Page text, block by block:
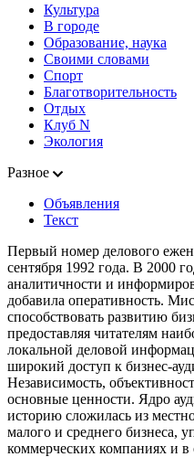
Культура
В городе
Образование, наука
Своими словами
Спорт
Благотворительность
Отдых
Клуб N
Экология
Разное
Объявления
Текст
Первый номер делового
сентября 1992 года. В 2000
аналитичности и
добавила оперативность.
способствовать развитию
предоставляя читателям
локальной деловой
широкий доступ к бизнес-
Независимость,
основные ценности. Ядро
историю сложилась из
малого и среднего бизнеса,
коммерческих компаниях и в